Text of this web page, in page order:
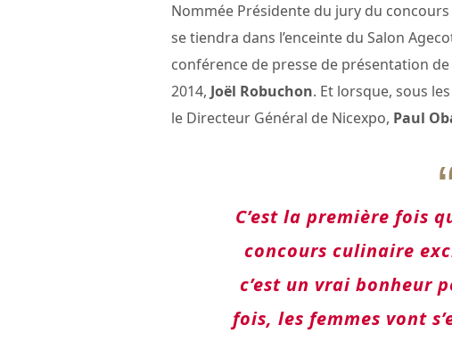
Nommée Présidente du jury du
se tiendra dans l’enceinte du Salon
conférence de presse de présentation de
2014, Joël Robuchon. Et lorsque, sous
le Directeur Général de Nicexpo, Paul
C’est la première fois
concours culinaire
c’est un vrai bonheur
fois, les femmes vont